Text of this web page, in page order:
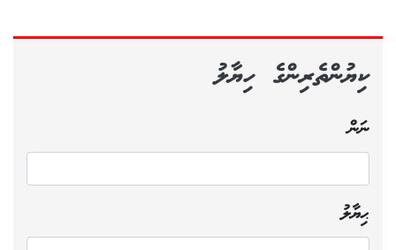
ކިޔުންތެރިންގެ ހިޔާލު
ނަން
ޙިޔާލު